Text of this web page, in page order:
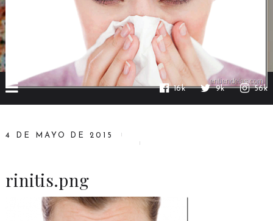
16k 9k 56k
4 DE MAYO DE 2015
rinitis.png